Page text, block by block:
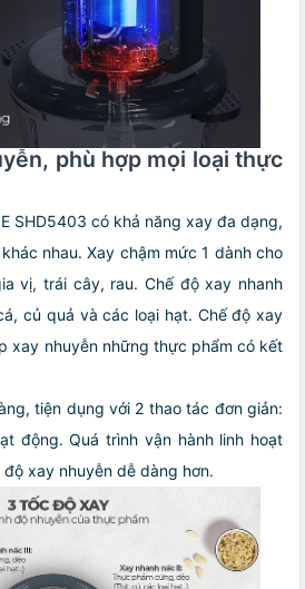
phù hợp mọi loại thực
SHD5403 có khả năng xay đa dạng,
nhau. Xay chậm mức 1 dành cho
vị, trái cây, rau. Chế độ xay nhanh
củ quả và các loại hạt. Chế độ xay
xay nhuyễn những thực phẩm có kết
tiện dụng với 2 thao tác đơn giản:
động. Quá trình vận hành linh hoạt
xay nhuyễn dễ dàng hơn.